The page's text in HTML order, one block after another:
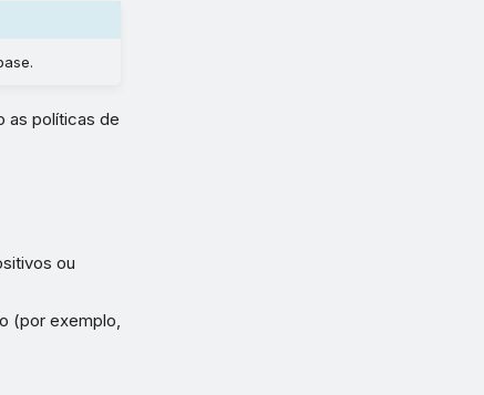
as políticas de
ou
(por exemplo,